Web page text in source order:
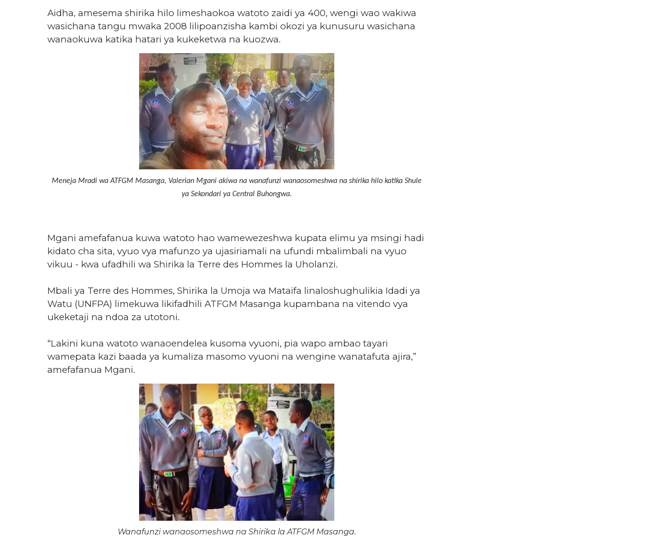
Aidha, amesema shirika hilo limeshaokoa watoto zaidi ya 400, wengi wao wakiwa
wasichana tangu mwaka 2008 lilipoanzisha kambi okozi ya kunusuru wasichana
wanaokuwa katika hatari ya kukeketwa na kuozwa.
Meneja Mradi wa ATFGM Masanga, Valerian Mgani akiwa na wanafunzi wanaosomeshwa na shirika hilo katika Shule
ya Sekondari ya Central Buhongwa.
Mgani amefafanua kuwa watoto hao wamewezeshwa kupata elimu ya msingi hadi
kidato cha sita, vyuo vya mafunzo ya ujasiriamali na ufundi mbalimbali na vyuo
vikuu - kwa ufadhili wa Shirika la Terre des Hommes la Uholanzi.
Mbali ya Terre des Hommes, Shirika la Umoja wa Mataifa linaloshughulikia Idadi ya
Watu (UNFPA) limekuwa likifadhili ATFGM Masanga kupambana na vitendo vya
ukeketaji na ndoa za utotoni.
“Lakini kuna watoto wanaoendelea kusoma vyuoni, pia wapo ambao tayari
wamepata kazi baada ya kumaliza masomo vyuoni na wengine wanatafuta ajira,”
amefafanua Mgani.
Wanafunzi wanaosomeshwa na Shirika la ATFGM Masanga.